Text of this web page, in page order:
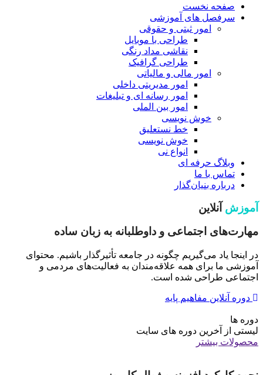
صفحه نخست
سرفصل های آموزشی
امور ثبتی و حقوقی
طراحی با موبایل
نقاشی مداد رنگی
طراحی گرافیک
امور مالی و مالیاتی
امور مدیریتی داخلی
امور رسانه ای و تبلیغات
امور بین الملی
خوش نویسی
خط نستعلیق
خوش نویسی
انواع نی
وبلاگ حرفه ای
تماس با ما
درباره بنیان‌گذار
آموزش آنلاین
مهارت‌های اجتماعی و داوطلبانه به زبان ساده
در اینجا یاد می‌گیریم چگونه در جامعه تأثیرگذار باشیم. محتوای
آموزشی ما برای همه علاقه‌مندان به فعالیت‌های مردمی و
اجتماعی طراحی شده است.
دوره آنلاین مفاهیم پایه
دوره ها
لیستی از آخرین دوره های سایت
محصولات بیشتر